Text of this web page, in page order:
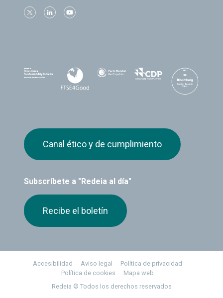
Subscríbete a "Redeia al día"
Recibe el boletín
Canal ético y de cumplimiento
Footer
Accesibilidad Aviso legal
Política de privacidad
Política de cookies
Mapa web
Redeia © Todos los derechos reservados